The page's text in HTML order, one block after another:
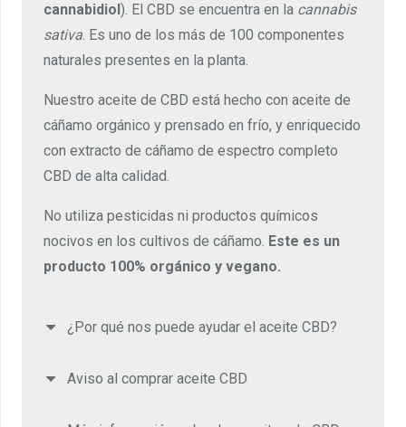
cannabidiol ). El CBD se encuentra en la cannabis
sativa. Es uno de los más de 100 componentes
naturales presentes en la planta.
Nuestro aceite de CBD está hecho con aceite de
cáñamo orgánico y prensado en frío, y enriquecido
con extracto de cáñamo de espectro completo
CBD de alta calidad.
No utiliza pesticidas ni productos químicos
nocivos en los cultivos de cáñamo. Este es un
producto 100% orgánico y vegano.
¿Por qué nos puede ayudar el aceite CBD?
Aviso al comprar aceite CBD